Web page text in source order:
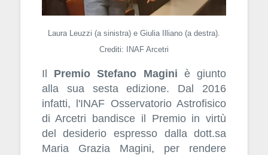
Laura Leuzzi (a sinistra) e Giulia Illiano (a destra).
Crediti: INAF Arcetri
Il Premio Stefano Magini è giunto
alla sua sesta edizione. Dal 2016
infatti, l'INAF Osservatorio Astrofisico
di Arcetri bandisce il Premio in virtù
del desiderio espresso dalla dott.sa
Maria Grazia Magini, per rendere